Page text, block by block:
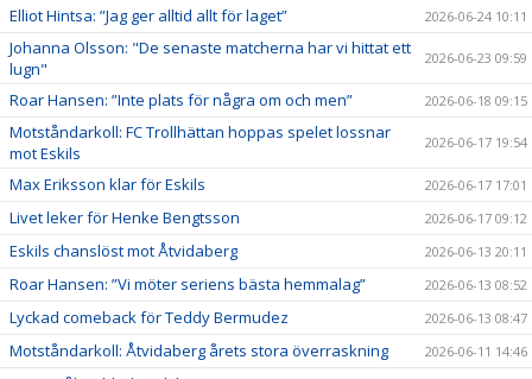
Elliot Hintsa: ”Jag ger alltid allt för laget” 2026-06-24 10:11
Johanna Olsson: "De senaste matcherna har vi hittat ett
lugn"
2026-06-23 09:59
Roar Hansen: ”Inte plats för några om och men” 2026-06-18 09:15
Motståndarkoll: FC Trollhättan hoppas spelet lossnar
mot Eskils
2026-06-17 19:54
Max Eriksson klar för Eskils 2026-06-17 17:01
Livet leker för Henke Bengtsson 2026-06-17 09:12
Eskils chanslöst mot Åtvidaberg 2026-06-13 20:11
Roar Hansen: ”Vi möter seriens bästa hemmalag” 2026-06-13 08:52
Lyckad comeback för Teddy Bermudez 2026-06-13 08:47
Motståndarkoll: Åtvidaberg årets stora överraskning 2026-06-11 14:46